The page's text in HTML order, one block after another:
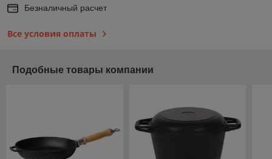
Безналичный расчет
Все условия оплаты
Подобные товары компании